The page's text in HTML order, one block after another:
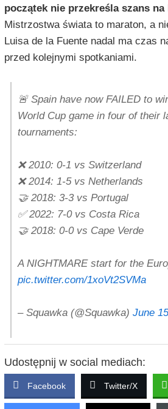
początek nie przekreśla szans
Mistrzostwa świata to maraton, a
Luisa de la Fuente nadal ma czas
przed kolejnymi spotkaniami.
🚨 Spain have now FAILED to
World Cup game in four of their
tournaments:
❌ 2010: 0-1 vs Switzerland
❌ 2014: 1-5 vs Netherlands
🤝 2018: 3-3 vs Portugal
✅ 2022: 7-0 vs Costa Rica
🤝 2018: 0-0 vs Cape Verde
A NIGHTMARE start for the
pic.twitter.com/1xoVt2SVMa
– Squawka (@Squawka) June
Udostępnij w social mediach:
Facebook Twitter/X